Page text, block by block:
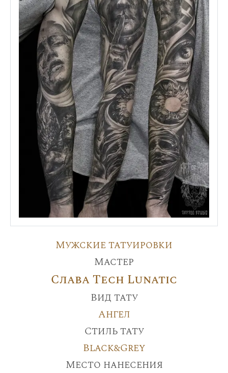
Мужские татуировки
Мастер
Слава Tech Lunatic
Вид тату
Ангел
Стиль тату
Black&Grey
Место нанесения